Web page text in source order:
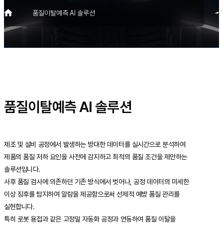
구축사례
고객지원
CEO인사말
연혁
공지사항
사업문의
품질이탈예측 AI 솔루션
품질이탈예측 AI 솔루션
제조 및 설비 공정에서 발생하는 방대한 데이터를 실시간으로 분석하여
제품의 품질 저하 요인을 사전에 감지하고 최적의 품질 조건을 제안하는
솔루션입니다.
사후 품질 검사에 의존하던 기존 방식에서 벗어나, 공정 데이터의 미세한
이상 징후를 탐지하여 알람을 제공함으로써 선제적 예방 품질 관리를
실현합니다.
특히 로봇 용접과 같은 고정밀 자동화 공정과 연동하여 품질 이탈을